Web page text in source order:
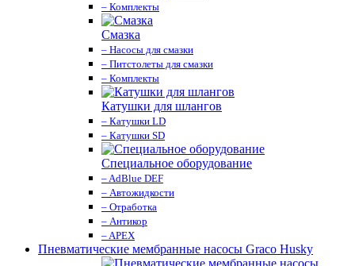
– Комплекты
Смазка
– Насосы для смазки
– Питстолеты для смазки
– Комплекты
Катушки для шлангов
– Катушки LD
– Катушки SD
Специальное оборудование
– AdBlue DEF
– Автожидкости
– Отработка
– Антикор
– APEX
Пневматические мембранные насосы Graco Husky